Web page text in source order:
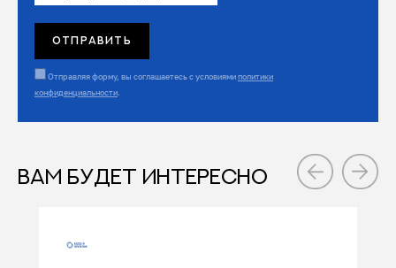
Отправляя форму, вы соглашаетесь с условиямиполитики
конфиденциальности.
ВАМ БУДЕТ ИНТЕРЕСНО